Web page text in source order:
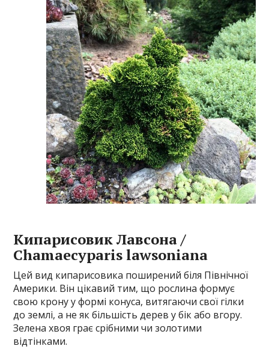
Кипарисовик Лавсона /
Chamaecyparis lawsoniana
Цей вид кипарисовика поширений біля Північної
Америки. Він цікавий тим, що рослина формує
свою крону у формі конуса, витягаючи свої гілки
до землі, а не як більшість дерев у бік або вгору.
Зелена хвоя грає срібними чи золотими
відтінками.